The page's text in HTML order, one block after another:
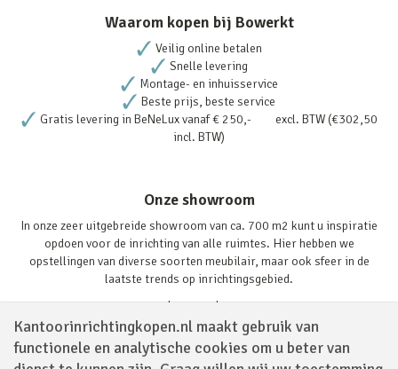
Kantoorinrichtingkopen.nl maakt gebruik van
functionele en analytische cookies om u beter van
Waarom kopen bij Bowerkt
Veilig online betalen
Snelle levering
Montage- en inhuisservice
Beste prijs, beste service
Gratis levering in BeNeLux vanaf € 250,- excl. BTW (€302,50
incl. BTW)
Onze showroom
In onze zeer uitgebreide showroom van ca. 700 m2 kunt u inspiratie
opdoen voor de inrichting van alle ruimtes. Hier hebben we
opstellingen van diverse soorten meubilair, maar ook sfeer in de
laatste trends op inrichtingsgebied.
Lees verder